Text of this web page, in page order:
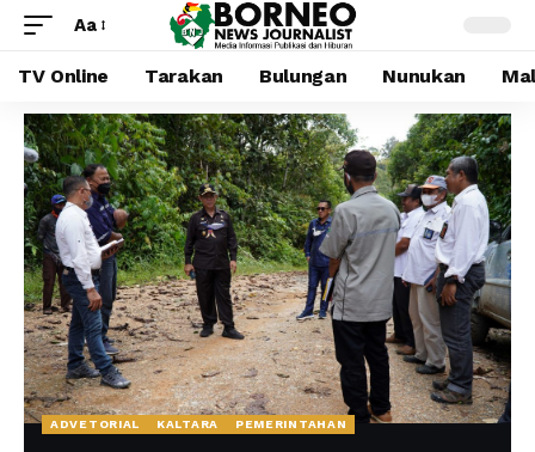
Aa
TV Online Tarakan Bulungan Nunukan
ADVETORIAL KALTARA PEMERINTAHAN